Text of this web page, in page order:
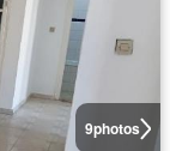
9photos